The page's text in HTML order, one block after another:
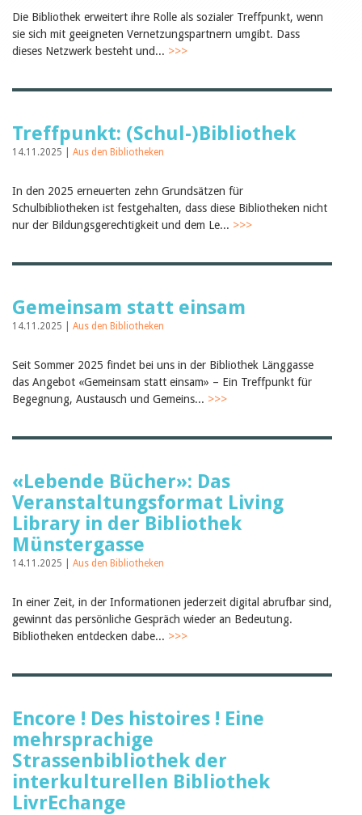
Jugendliche
Einmalige Beiträge
Bibliotheksangebote
Unterstützungsbeiträge
Alle Tags
Autoren
Birgit Libiszewski
Ursula Strahm
Sandra Dettwyler
Andrea Grichting
Therese von Weissenfluh
Nicole Rothen
Alle Autoren
Archiv
Juli 2026
März 2026
September 2025
Juli 2025
Juni 2025
März 2025
Februar 2025
2024
2021
2020
2019
2014
2013
2012
Die Bibliothek erweitert ihre Rolle als sozialer Treffpunkt, wenn
sie sich mit geeigneten Vernetzungspartnern umgibt. Dass
dieses Netzwerk besteht und... >>>
Treffpunkt: (Schul-)Bibliothek
14.11.2025 | Aus den Bibliotheken
In den 2025 erneuerten zehn Grundsätzen für
Schulbibliotheken ist festgehalten, dass diese Bibliotheken nicht
nur der Bildungsgerechtigkeit und dem Le... >>>
Gemeinsam statt einsam
14.11.2025 | Aus den Bibliotheken
Seit Sommer 2025 findet bei uns in der Bibliothek Länggasse
das Angebot «Gemeinsam statt einsam» – Ein Treffpunkt für
Begegnung, Austausch und Gemeins... >>>
«Lebende Bücher»: Das
Veranstaltungsformat Living
Library in der Bibliothek
Münstergasse
14.11.2025 | Aus den Bibliotheken
In einer Zeit, in der Informationen jederzeit digital abrufbar sind,
gewinnt das persönliche Gespräch wieder an Bedeutung.
Bibliotheken entdecken dabe... >>>
Encore ! Des histoires ! Eine
mehrsprachige
Strassenbibliothek der
interkulturellen Bibliothek
LivrEchange